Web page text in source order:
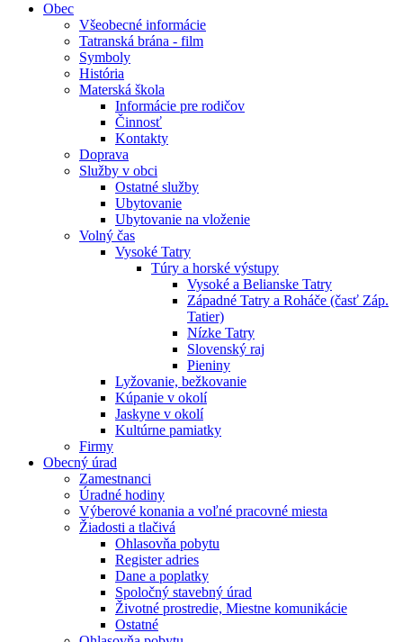
Obec
Všeobecné informácie
Tatranská brána - film
Symboly
História
Materská škola
Informácie pre rodičov
Činnosť
Kontakty
Doprava
Služby v obci
Ostatné služby
Ubytovanie
Ubytovanie na vloženie
Volný čas
Vysoké Tatry
Túry a horské výstupy
Vysoké a Belianske Tatry
Západné Tatry a Roháče (časť Záp.
Tatier)
Nízke Tatry
Slovenský raj
Pieniny
Lyžovanie, bežkovanie
Kúpanie v okolí
Jaskyne v okolí
Kultúrne pamiatky
Firmy
Obecný úrad
Zamestnanci
Úradné hodiny
Výberové konania a voľné pracovné miesta
Žiadosti a tlačivá
Ohlasovňa pobytu
Register adries
Dane a poplatky
Spoločný stavebný úrad
Životné prostredie, Miestne komunikácie
Ostatné